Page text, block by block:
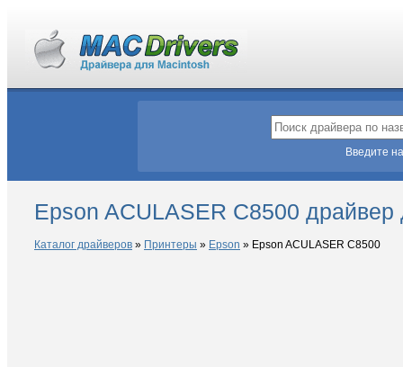
Введите
Epson ACULASER C8500
Каталог драйверов » Принтеры » Epson » Epson ACULASER C8500